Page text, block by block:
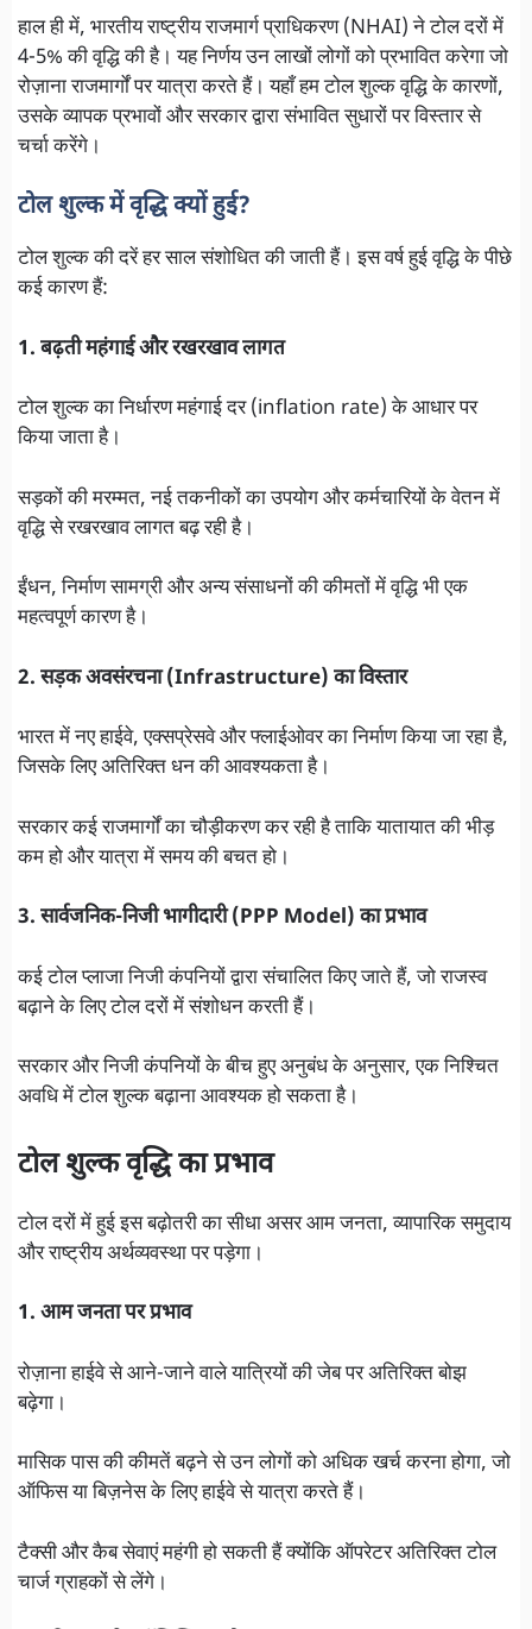
हाल ही में, भारतीय राष्ट्रीय राजमार्ग प्राधिकरण (NHAI) ने टोल दरों में
4-5% की वृद्धि की है। यह निर्णय उन लाखों लोगों को प्रभावित करेगा जो
रोज़ाना राजमार्गों पर यात्रा करते हैं। यहाँ हम टोल शुल्क वृद्धि के कारणों,
उसके व्यापक प्रभावों और सरकार द्वारा संभावित सुधारों पर विस्तार से
चर्चा करेंगे।
टोल शुल्क में वृद्धि क्यों हुई?
टोल शुल्क की दरें हर साल संशोधित की जाती हैं। इस वर्ष हुई वृद्धि के पीछे
कई कारण हैं:
1. बढ़ती महंगाई और रखरखाव लागत
टोल शुल्क का निर्धारण महंगाई दर (inflation rate) के आधार पर
किया जाता है।
सड़कों की मरम्मत, नई तकनीकों का उपयोग और कर्मचारियों के वेतन में
वृद्धि से रखरखाव लागत बढ़ रही है।
ईंधन, निर्माण सामग्री और अन्य संसाधनों की कीमतों में वृद्धि भी एक
महत्वपूर्ण कारण है।
2. सड़क अवसंरचना (Infrastructure) का विस्तार
भारत में नए हाईवे, एक्सप्रेसवे और फ्लाईओवर का निर्माण किया जा रहा है,
जिसके लिए अतिरिक्त धन की आवश्यकता है।
सरकार कई राजमार्गों का चौड़ीकरण कर रही है ताकि यातायात की भीड़
कम हो और यात्रा में समय की बचत हो।
3. सार्वजनिक-निजी भागीदारी (PPP Model) का प्रभाव
कई टोल प्लाजा निजी कंपनियों द्वारा संचालित किए जाते हैं, जो राजस्व
बढ़ाने के लिए टोल दरों में संशोधन करती हैं।
सरकार और निजी कंपनियों के बीच हुए अनुबंध के अनुसार, एक निश्चित
अवधि में टोल शुल्क बढ़ाना आवश्यक हो सकता है।
टोल शुल्क वृद्धि का प्रभाव
टोल दरों में हुई इस बढ़ोतरी का सीधा असर आम जनता, व्यापारिक समुदाय
और राष्ट्रीय अर्थव्यवस्था पर पड़ेगा।
1. आम जनता पर प्रभाव
रोज़ाना हाईवे से आने-जाने वाले यात्रियों की जेब पर अतिरिक्त बोझ
बढ़ेगा।
मासिक पास की कीमतें बढ़ने से उन लोगों को अधिक खर्च करना होगा, जो
ऑफिस या बिज़नेस के लिए हाईवे से यात्रा करते हैं।
टैक्सी और कैब सेवाएं महंगी हो सकती हैं क्योंकि ऑपरेटर अतिरिक्त टोल
चार्ज ग्राहकों से लेंगे।